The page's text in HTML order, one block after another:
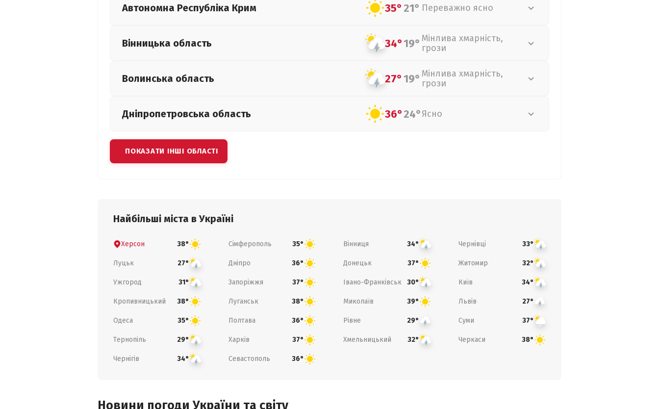
Автономна Республіка Крим 35°21° Переважно ясно
Вінницька область 34°19° Мінлива хмарність,
грози
Волинська область 27°19° Мінлива хмарність,
грози
Дніпропетровська область 36°24°Ясно
ПОКАЗАТИ ІНШІ ОБЛАСТІ
Найбільші міста в Україні
Херсон 38° Сімферополь 35° Вінниця 34° Чернівці 33°
Луцьк 27° Дніпро 36° Донецьк 37° Житомир 32°
Ужгород 31° Запоріжжя 37° Івано-Франківськ 30° Київ 34°
Кропивницький 38° Луганськ 38° Миколаїв 39° Львів 27°
Одеса 35° Полтава 36° Рівне 29° Суми 37°
Тернопіль 29° Харків 37° Хмельницький 32° Черкаси 38°
Чернігів 34° Севастополь 36°
Новини погоди України та світу